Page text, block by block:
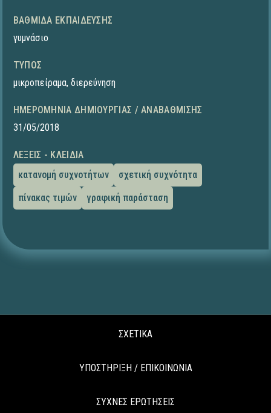
ΒΑΘΜΊΔΑ ΕΚΠΑΊΔΕΥΣΗΣ
γυμνάσιο
ΤΎΠΟΣ
μικροπείραμα, διερεύνηση
ΗΜΕΡΟΜΗΝΊΑ ΔΗΜΙΟΥΡΓΊΑΣ / ΑΝΑΒΆΘΜΙΣΗΣ
31/05/2018
ΛΈΞΕΙΣ - ΚΛΕΙΔΙΆ
κατανομή συχνοτήτων
σχετική συχνότητα
πίνακας τιμών
γραφική παράσταση
ΣΧΕΤΙΚΑ
ΥΠΟΣΤΗΡΙΞΗ / ΕΠΙΚΟΙΝΩΝΙΑ
ΣΥΧΝΕΣ ΕΡΩΤΗΣΕΙΣ